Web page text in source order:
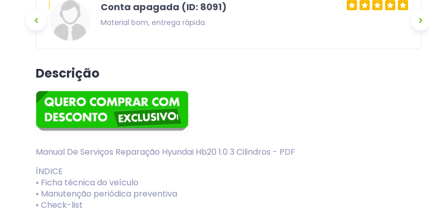
otima
Conta apagada (ID: 8091)
Material bom, entrega rápida.
Descrição
Manual De Serviços Reparação Hyundai Hb20 1.0 3 Cilindros - PDF
ÍNDICE
• Ficha técnica do veículo
• Manutenção periódica preventiva
• Check-list